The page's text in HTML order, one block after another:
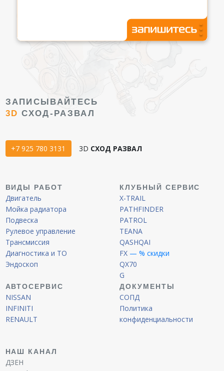
ЗАПИСЫВАЙТЕСЬ
3D СХОД-РАЗВАЛ
+7 925 780 3131 3D СХОД РАЗВАЛ
ВИДЫ РАБОТ
Двигатель
Мойка радиатора
Подвеска
Рулевое управление
Трансмиссия
Диагностика и ТО
Эндоскоп
КЛУБНЫЙ СЕРВИС
X-TRAIL
PATHFINDER
PATROL
TEANA
QASHQAI
FX — % скидки
QX70
G
АВТОСЕРВИС
NISSAN
INFINITI
RENAULT
ДОКУМЕНТЫ
СОПД
Политика
конфиденциальности
НАШ КАНАЛ
ДЗЕН